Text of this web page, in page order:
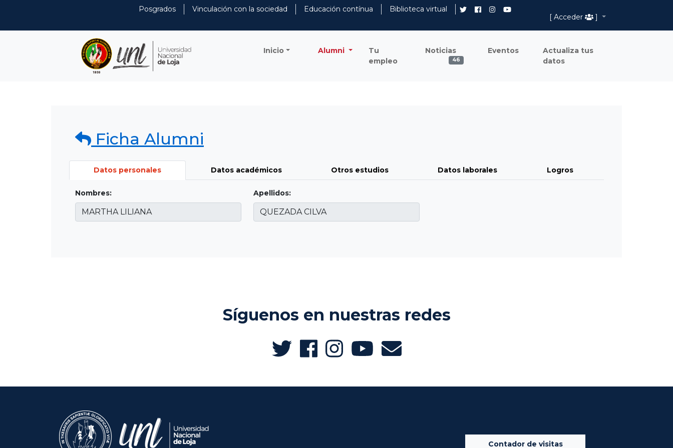
Posgrados Vinculación con la sociedad Educación contínua
Biblioteca virtual
[ Acceder
]
Inicio Alumni
Tu
empleo
Noticias
46
Eventos
Actualiza tus
datos
Ficha Alumni
Datos personales Datos académicos Otros estudios Datos laborales Logros
Nombres: Apellidos:
Síguenos en nuestras redes
Contador de visitas